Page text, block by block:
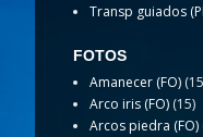
Transp guiados
FOTOS
Amanecer (FO)
Arco iris (FO) (15)
Arcos piedra (FO)